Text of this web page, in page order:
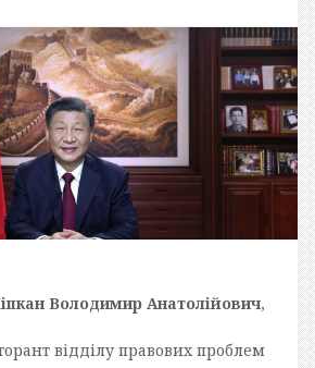
Володимир Анатолійович,
відділу правових проблем